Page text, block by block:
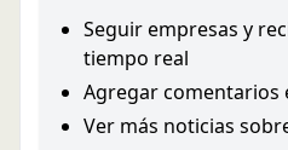
Seguir empresas y
tiempo real
Agregar comentarios
Ver más noticias